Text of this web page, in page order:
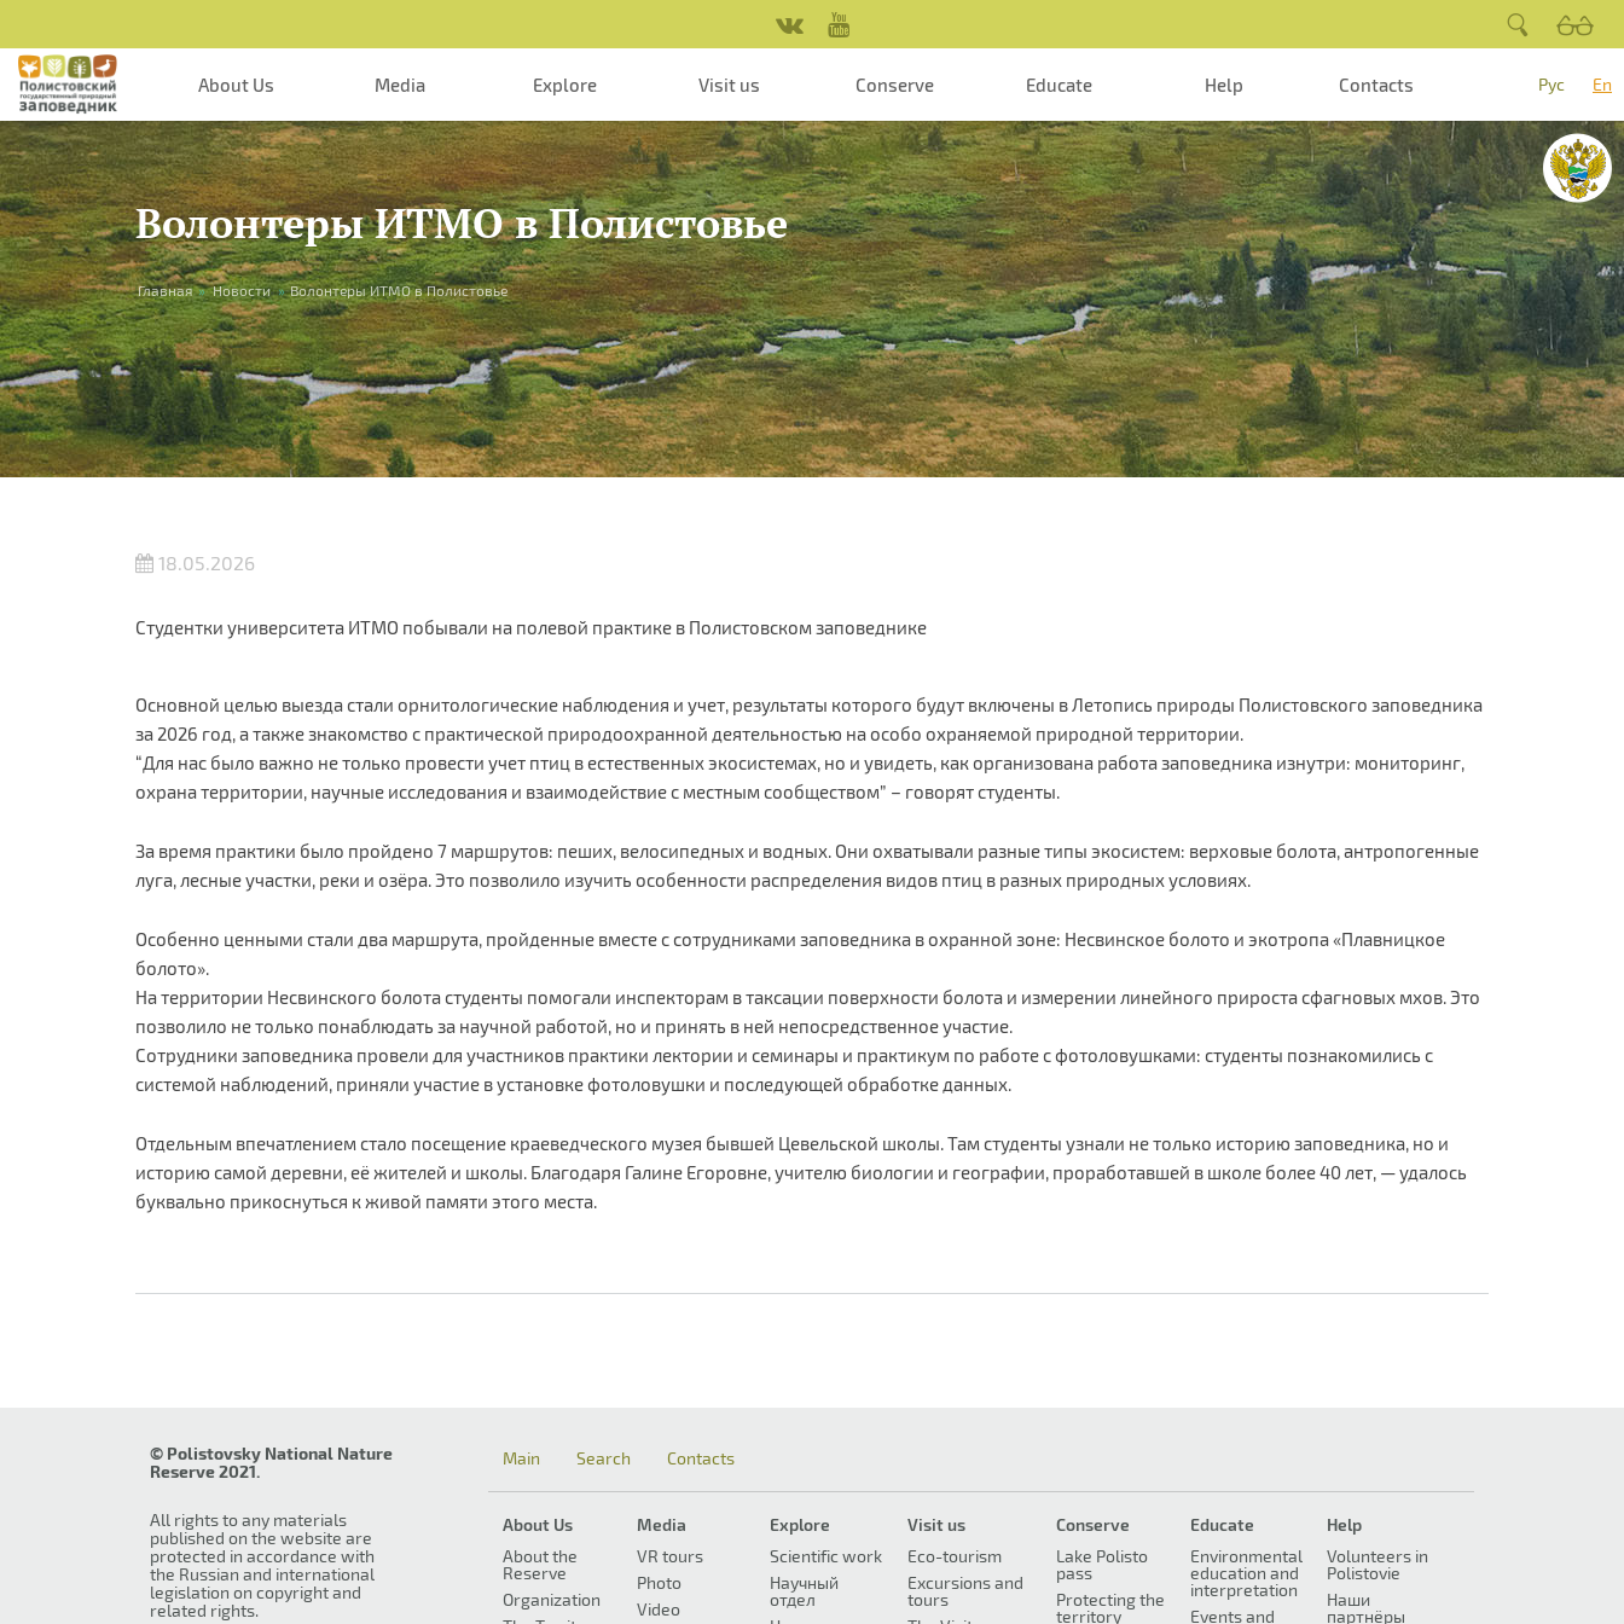
About Us Media Explore Visit us Conserve Educate Help Contacts Рус En
Волонтеры ИТМО в Полистовье
You are here
Главная » Новости » Волонтеры ИТМО в Полистовье
18.05.2026
Студентки университета ИТМО побывали на полевой практике в Полистовском заповеднике
Основной целью выезда стали орнитологические наблюдения и учет, результаты которого будут включены в Летопись природы Полистовского заповедника
за 2026 год, а также знакомство с практической природоохранной деятельностью на особо охраняемой природной территории.
“Для нас было важно не только провести учет птиц в естественных экосистемах, но и увидеть, как организована работа заповедника изнутри: мониторинг,
охрана территории, научные исследования и взаимодействие с местным сообществом” – говорят студенты.
За время практики было пройдено 7 маршрутов: пеших, велосипедных и водных. Они охватывали разные типы экосистем: верховые болота, антропогенные
луга, лесные участки, реки и озёра. Это позволило изучить особенности распределения видов птиц в разных природных условиях.
Особенно ценными стали два маршрута, пройденные вместе с сотрудниками заповедника в охранной зоне: Несвинское болото и экотропа «Плавницкое
болото».
На территории Несвинского болота студенты помогали инспекторам в таксации поверхности болота и измерении линейного прироста сфагновых мхов. Это
позволило не только понаблюдать за научной работой, но и принять в ней непосредственное участие.
Сотрудники заповедника провели для участников практики лектории и семинары и практикум по работе с фотоловушками: студенты познакомились с
системой наблюдений, приняли участие в установке фотоловушки и последующей обработке данных.
Отдельным впечатлением стало посещение краеведческого музея бывшей Цевельской школы. Там студенты узнали не только историю заповедника, но и
историю самой деревни, её жителей и школы. Благодаря Галине Егоровне, учителю биологии и географии, проработавшей в школе более 40 лет, — удалось
буквально прикоснуться к живой памяти этого места.
© Polistovsky National Nature
Reserve 2021.
All rights to any materials
published on the website are
protected in accordance with
the Russian and international
legislation on copyright and
related rights.
Main Search Contacts
About Us
About the
Reserve
Organization
Media
VR tours
Photo
Video
Explore
Scientific work
Научный
отдел
Visit us
Eco-tourism
Excursions and
tours
Conserve
Lake Polisto
pass
Protecting the
territory
Educate
Environmental
education and
interpretation
Events and
Help
Volunteers in
Polistovie
Наши
партнёры